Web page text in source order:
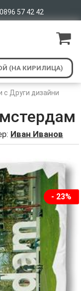
57 42 42
с Други дизайни
Иван Иванов
- 23%